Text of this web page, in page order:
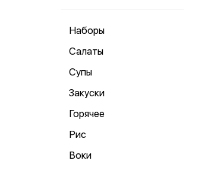
Наборы
Салаты
Супы
Закуски
Горячее
Рис
Воки